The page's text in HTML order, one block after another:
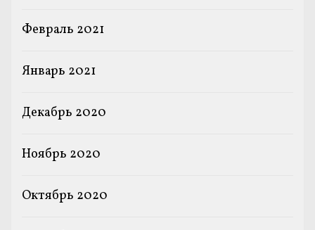
Февраль 2021
Январь 2021
Декабрь 2020
Ноябрь 2020
Октябрь 2020